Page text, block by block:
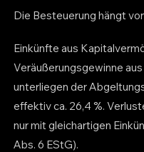
Die Besteuerung hängt
Einkünfte aus
Veräußerungsgewinne
unterliegen der
effektiv ca. 26,4 %.
nur mit gleichartigen
Abs. 6 EStG).